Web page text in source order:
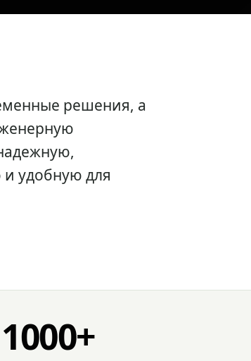
решения, а
удобную для
1000+